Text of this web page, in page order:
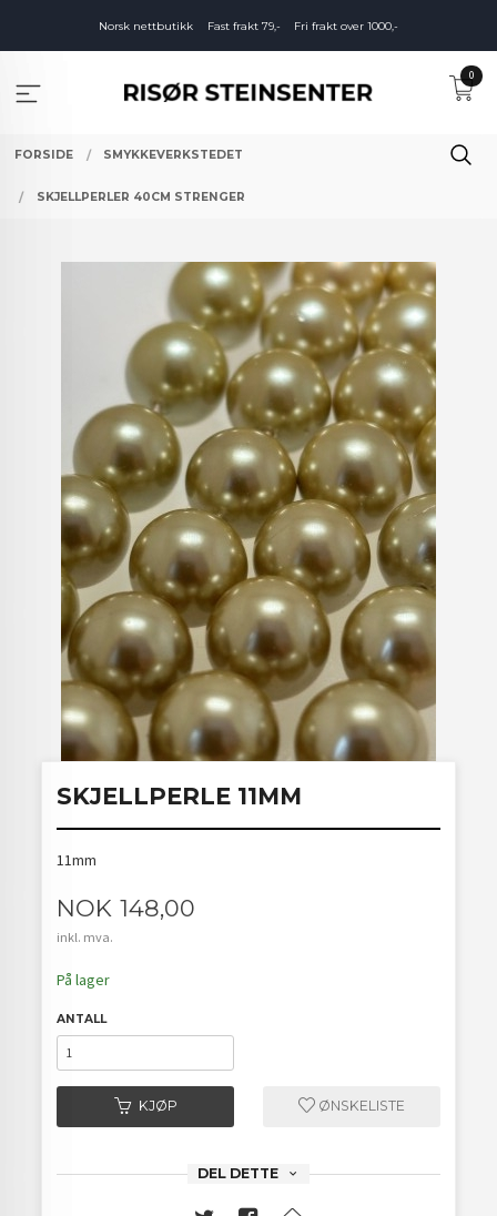
innholdet
Norsk nettbutikk Fast frakt 79,- Fri frakt over 1000,-
0
FORSIDE SMYKKEVERKSTEDET
SKJELLPERLER 40CM STRENGER
SKJELLPERLE 11MM
11mm
Pris
NOK 148,00
inkl. mva.
På lager
ANTALL
KJØP ØNSKELISTE
DEL DETTE